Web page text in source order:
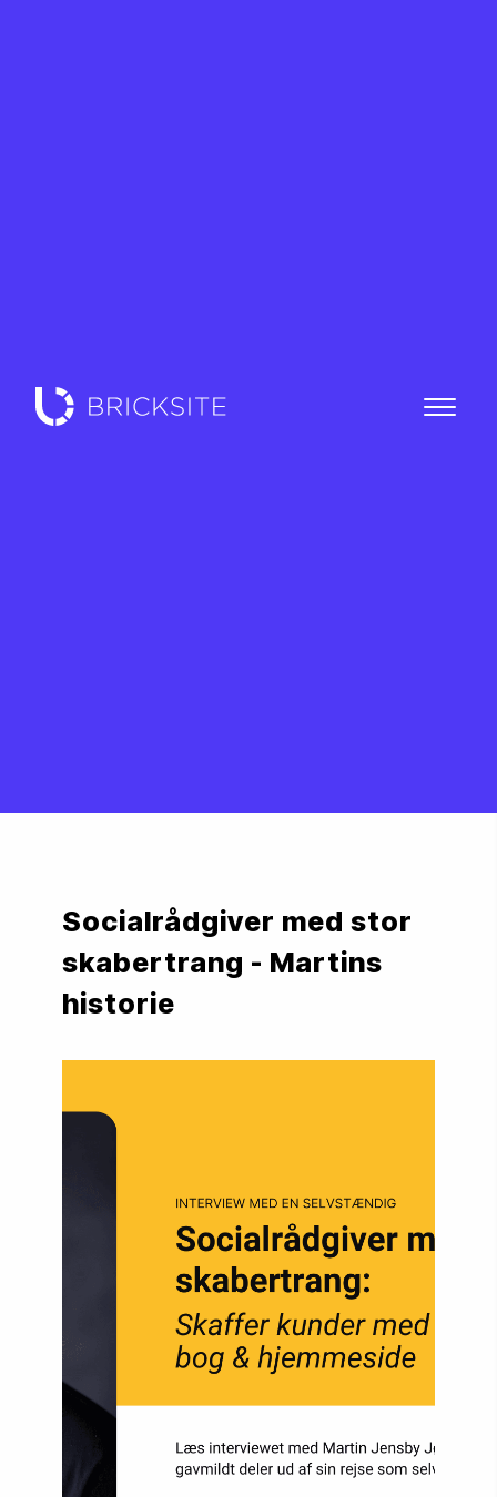
Socialrådgiver med stor
skabertrang - Martins
historie